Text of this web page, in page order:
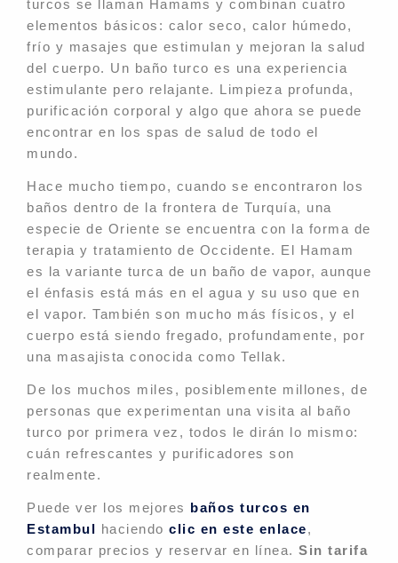
turcos se llaman Hamams y combinan cuatro
elementos básicos: calor seco, calor húmedo,
frío y masajes que estimulan y mejoran la salud
del cuerpo. Un baño turco es una experiencia
estimulante pero relajante. Limpieza profunda,
purificación corporal y algo que ahora se puede
encontrar en los spas de salud de todo el
mundo.
Hace mucho tiempo, cuando se encontraron los
baños dentro de la frontera de Turquía, una
especie de Oriente se encuentra con la forma de
terapia y tratamiento de Occidente. El Hamam
es la variante turca de un baño de vapor, aunque
el énfasis está más en el agua y su uso que en
el vapor. También son mucho más físicos, y el
cuerpo está siendo fregado, profundamente, por
una masajista conocida como Tellak.
De los muchos miles, posiblemente millones, de
personas que experimentan una visita al baño
turco por primera vez, todos le dirán lo mismo:
cuán refrescantes y purificadores son
realmente.
Puede ver los mejores baños turcos en
Estambul haciendo clic en este enlace,
comparar precios y reservar en línea. Sin tarifa